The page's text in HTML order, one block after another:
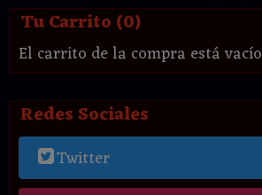
Tu Carrito (0)
El carrito de la compra está vacío
Redes Sociales
Twitter